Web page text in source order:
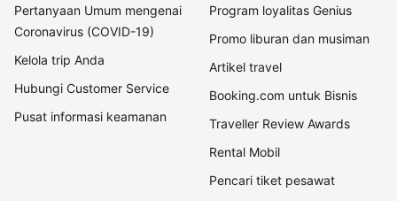
Pertanyaan Umum mengenai
Coronavirus (COVID-19)
Kelola trip Anda
Hubungi Customer Service
Pusat informasi keamanan
Program loyalitas Genius
Promo liburan dan musiman
Artikel travel
Booking.com untuk Bisnis
Traveller Review Awards
Rental Mobil
Pencari tiket pesawat